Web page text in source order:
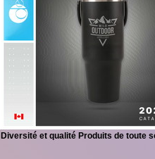
Diversité et qualité Produits de toute